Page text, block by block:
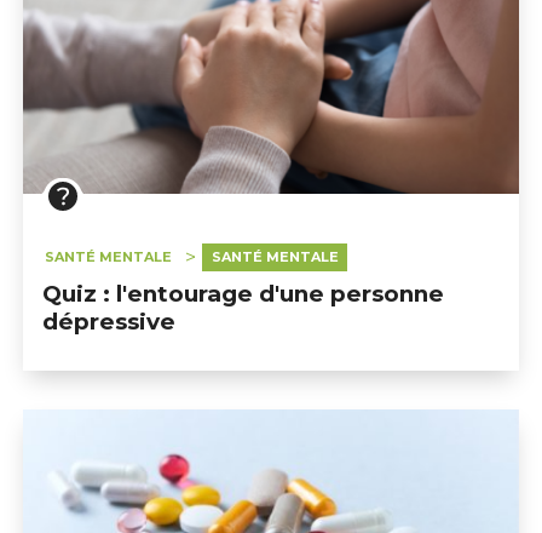
SANTÉ MENTALE SANTÉ MENTALE
Quiz : l'entourage d'une personne
dépressive